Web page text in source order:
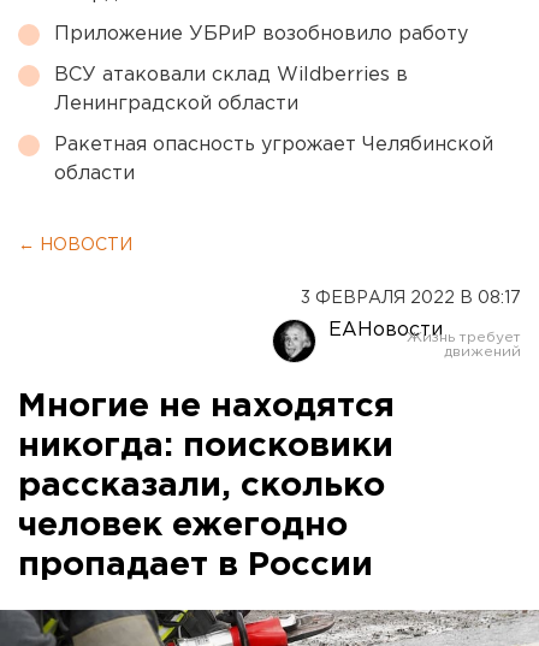
Приложение УБРиР возобновило работу
ВСУ атаковали склад Wildberries в
Ленинградской области
Ракетная опасность угрожает Челябинской
области
← НОВОСТИ
3 ФЕВРАЛЯ 2022 В 08:17
ЕАНовости
Многие не находятся
никогда: поисковики
рассказали, сколько
человек ежегодно
пропадает в России